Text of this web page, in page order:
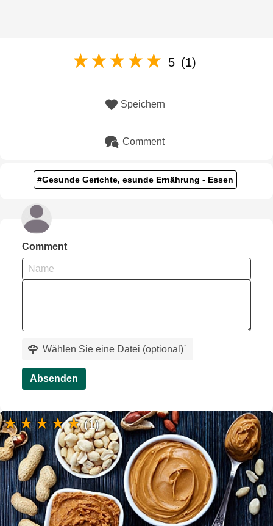
5 (1)
Speichern
Comment
#Gesunde Gerichte, esunde Ernährung - Essen
Comment
Wählen Sie eine Datei (optional)`
Absenden
(1)